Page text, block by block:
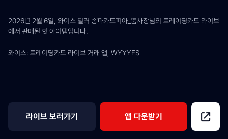
2026년 2월 6일, 와이스 딜러 송파카드피아_뿜사장님의 트레이딩카드 라이브
에서 판매된 힛 아이템입니다.
와이스: 트레이딩카드 라이브 거래 앱, WYYYES
라이브 보러가기 앱 다운받기